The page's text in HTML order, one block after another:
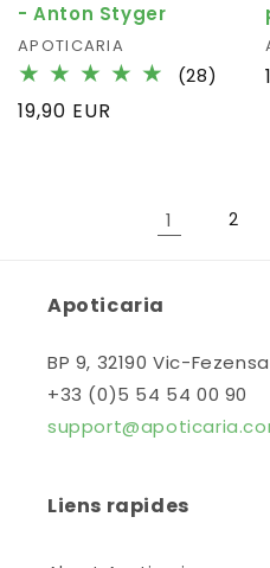
- Anton Styger
Fournisseur :
APOTICARIA
(28)
Prix
19,90 EUR
1 2
Apoticaria
BP 9, 32190 Vic-
+33 (0)5 54 54 00 90
Liens rapides